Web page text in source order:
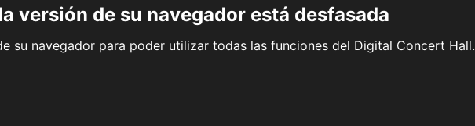
versión de su navegador está desfasada
su navegador para poder utilizar todas las funciones del Digital Concert Hall.